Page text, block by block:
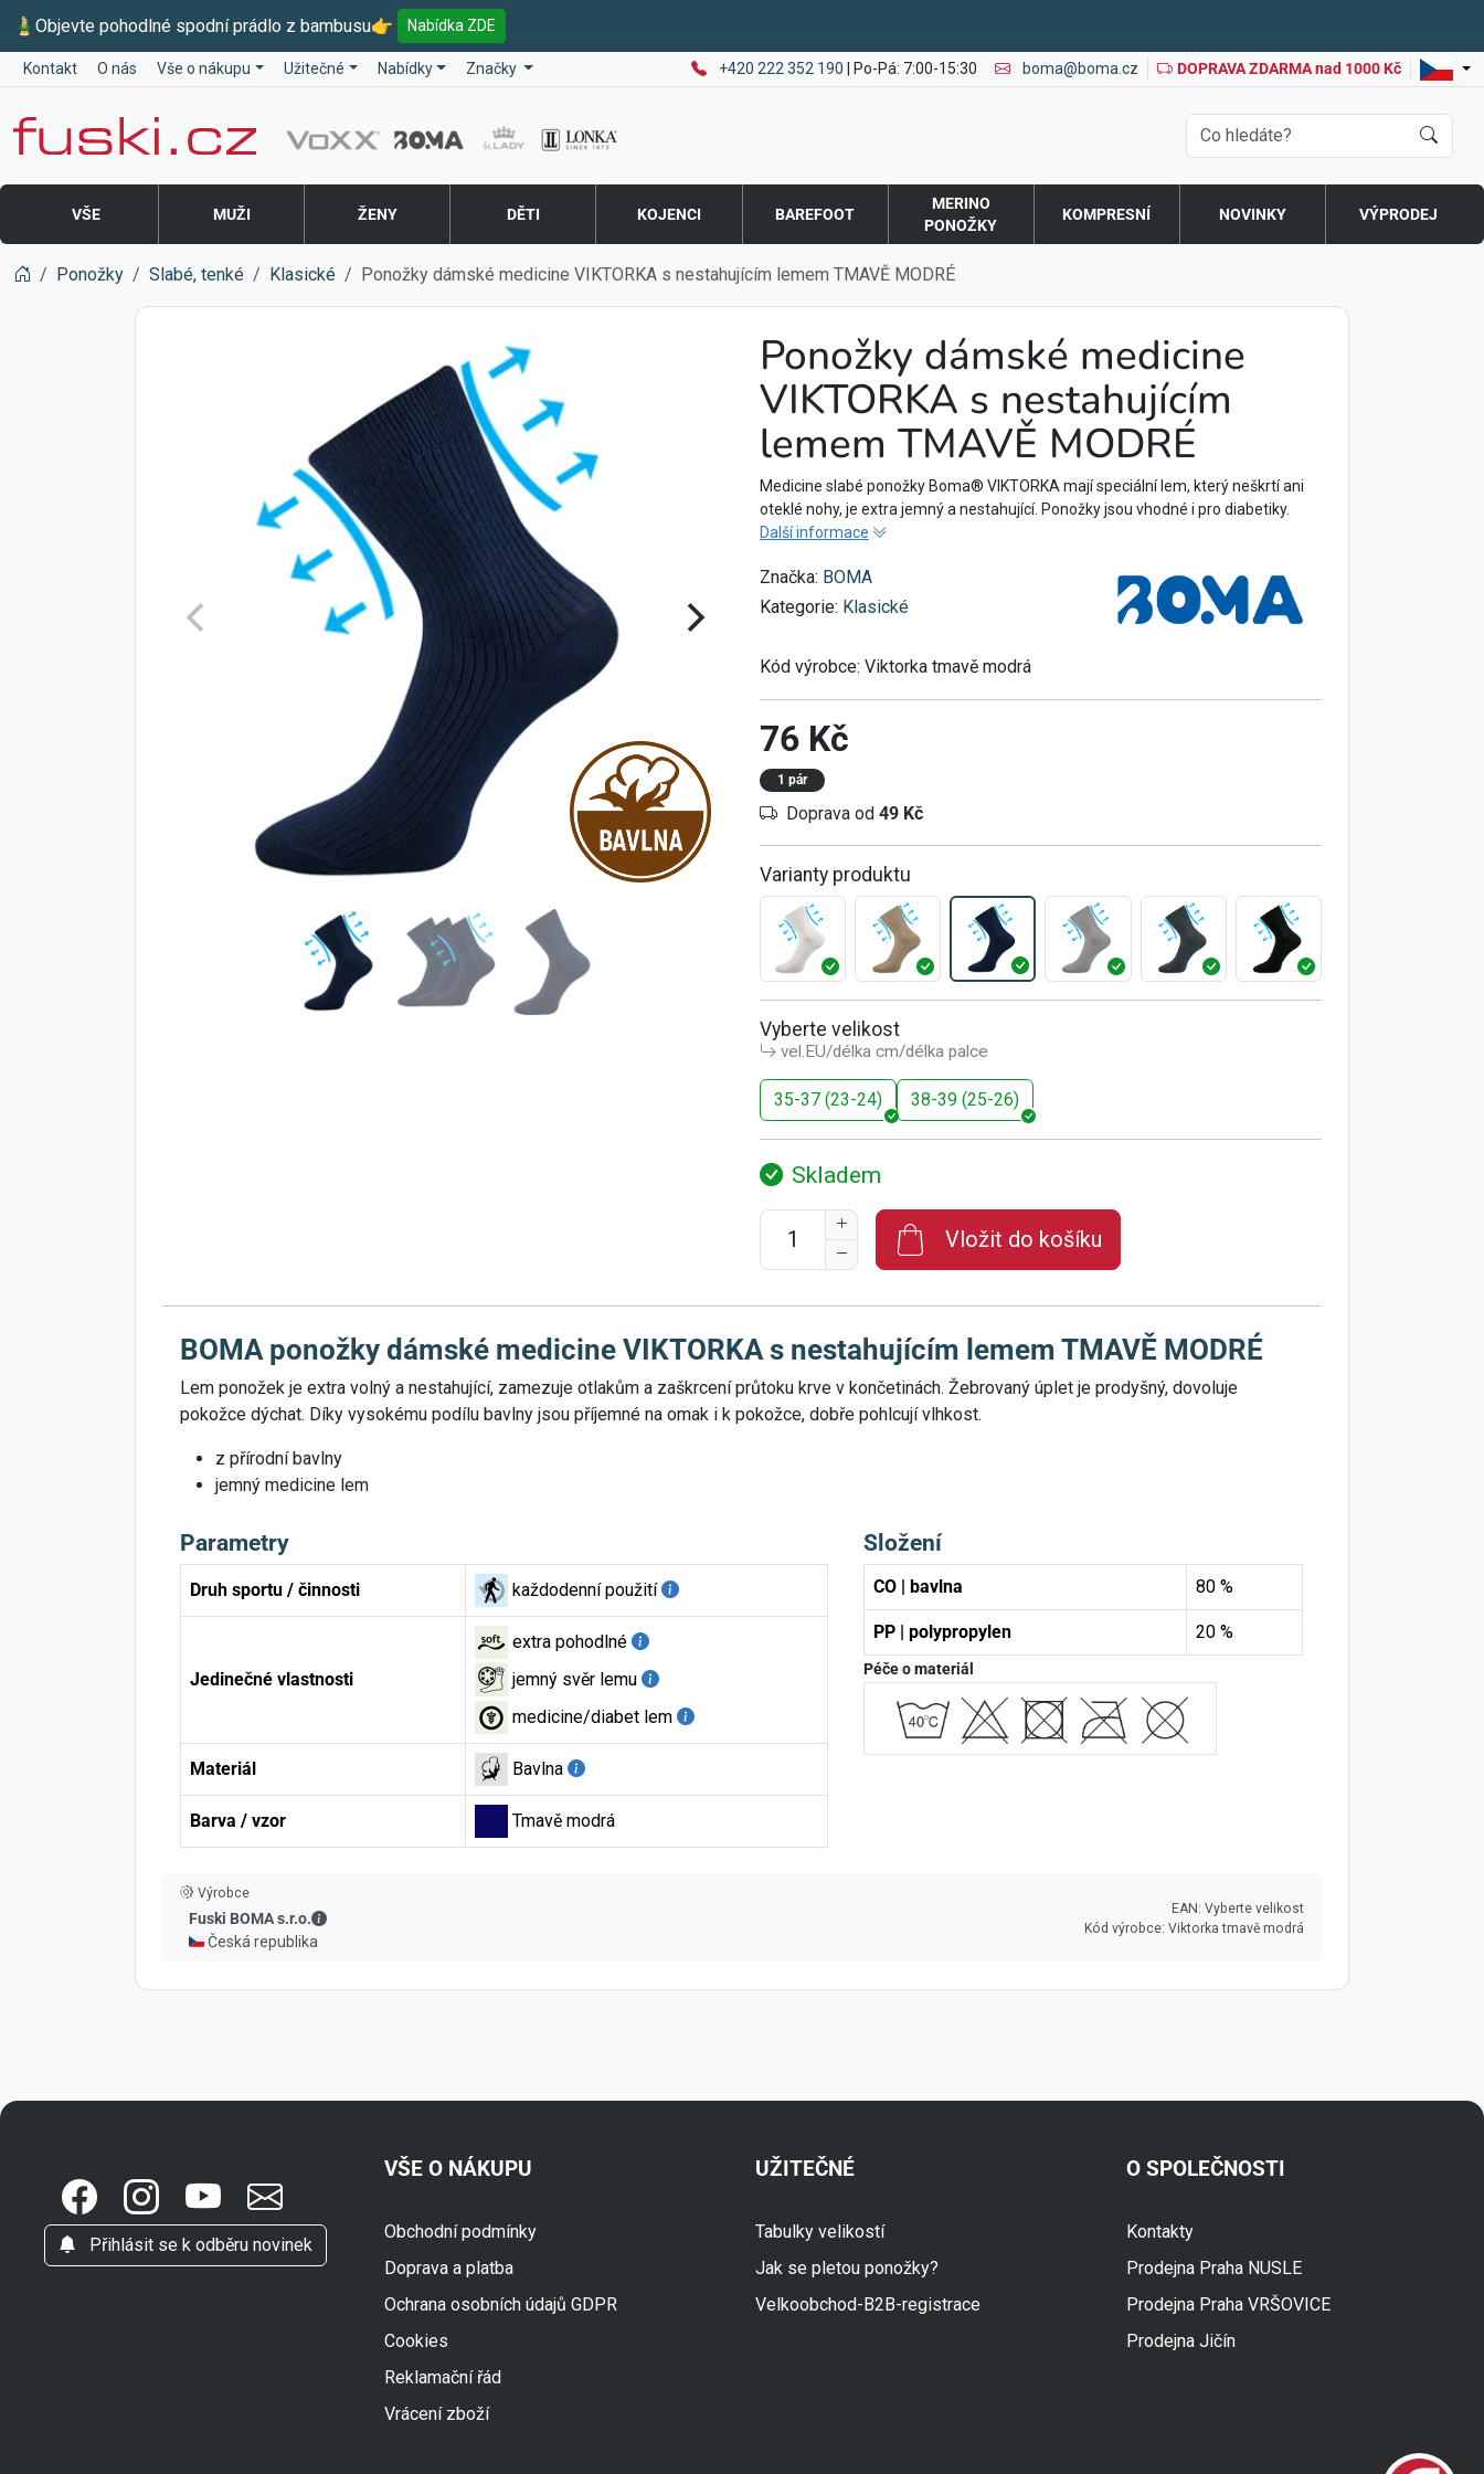
🎍 Objevte pohodlné spodní prádlo z bambusu👉 Nabídka ZDE
Kontakt O nás Vše o nákupu Užitečné Nabídky Značky +420 222 352 190 | Po-Pá: 7:00-15:30 boma@boma.cz DOPRAVA ZDARMA nad 1000 Kč
Fuski BOMA
VŠE MUŽI ŽENY DĚTI KOJENCI BAREFOOT
MERINO
PONOŽKY
KOMPRESNÍ NOVINKY VÝPRODEJ
Ponožky Slabé, tenké Klasické Ponožky dámské medicine VIKTORKA s nestahujícím lemem TMAVĚ MODRÉ
Ponožky dámské medicine
VIKTORKA s nestahujícím
lemem TMAVĚ MODRÉ
Medicine slabé ponožky Boma® VIKTORKA mají speciální lem, který neškrtí ani
oteklé nohy, je extra jemný a nestahující. Ponožky jsou vhodné i pro diabetiky.
Další informace
Značka: BOMA
Kategorie: Klasické
Kód výrobce: Viktorka tmavě modrá
76 Kč
1 pár
Doprava od 49 Kč
Varianty produktu
Vyberte velikost
vel.EU/délka cm/délka palce
35-37 (23-24) 38-39 (25-26)
Skladem
Vložit do košíku
BOMA ponožky dámské medicine VIKTORKA s nestahujícím lemem TMAVĚ MODRÉ
Lem ponožek je extra volný a nestahující, zamezuje otlakům a zaškrcení průtoku krve v končetinách. Žebrovaný úplet je prodyšný, dovoluje
pokožce dýchat. Díky vysokému podílu bavlny jsou příjemné na omak i k pokožce, dobře pohlcují vlhkost.
z přírodní bavlny
jemný medicine lem
Parametry
Druh sportu / činnosti každodenní použití
Jedinečné vlastnosti
extra pohodlné
jemný svěr lemu
medicine/diabet lem
Materiál Bavlna
Barva / vzor Tmavě modrá
Složení
CO | bavlna 80 %
PP | polypropylen 20 %
Péče o materiál
Výrobce
Fuski BOMA s.r.o.
Fuski BOMA s.r.o. - Kontaktní údaje
🇨🇿 Česká republika
EAN: Vyberte velikost
Kód výrobce: Viktorka tmavě modrá
Přihlásit se k odběru novinek
VŠE O NÁKUPU
Obchodní podmínky
Doprava a platba
Ochrana osobních údajů GDPR
Cookies
Reklamační řád
Vrácení zboží
UŽITEČNÉ
Tabulky velikostí
Jak se pletou ponožky?
Velkoobchod-B2B-registrace
O SPOLEČNOSTI
Kontakty
Prodejna Praha NUSLE
Prodejna Praha VRŠOVICE
Prodejna Jičín
Online